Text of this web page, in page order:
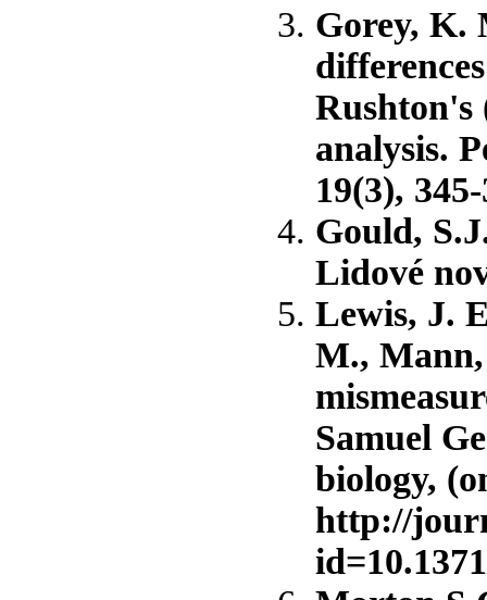
Gorey, K.
Rushton's
analysis.
19(3),
Gould,
Lidové
Lewis, J.
M.,
Samuel
biology,
http://